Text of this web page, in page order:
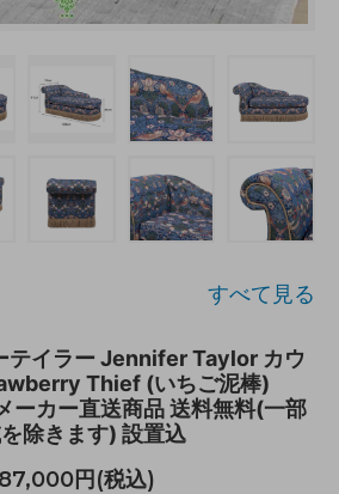
すべて見る
テイラー Jennifer Taylor カウ
Thief (いちご泥棒)
ーカー直送商品 送料無料(一部
除きます) 設置込
円(税込)